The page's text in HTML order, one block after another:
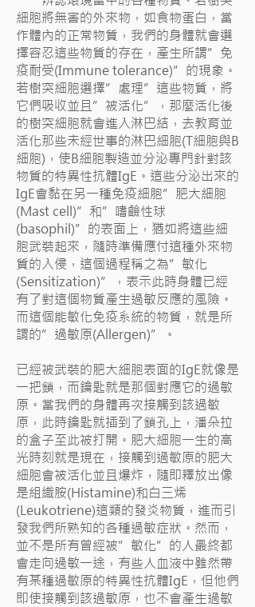
細胞將無害的外來物，如食物蛋白，當
作體內的正常物質，我們的身體就會選
擇容忍這些物質的存在，產生所謂”免
疫耐受(Immune tolerance)”的現象。
若樹突細胞選擇”處理”這些物質，將
它們吸收並且”被活化”，那麼活化後
的樹突細胞就會進入淋巴結，去教育並
活化那些未經世事的淋巴細胞(T細胞與B
細胞)，使B細胞製造並分泌專門針對該
物質的特異性抗體IgE。這些分泌出來的
IgE會黏在另一種免疫細胞”肥大細胞
(Mast cell)”和”嗜鹼性球
(basophil)”的表面上，猶如將這些細
胞武裝起來，隨時準備應付這種外來物
質的入侵，這個過程稱之為”敏化
(Sensitization)”，表示此時身體已經
有了對這個物質產生過敏反應的風險。
而這個能敏化免疫系統的物質，就是所
謂的”過敏原(Allergen)”。
已經被武裝的肥大細胞表面的IgE就像是
一把鎖，而鑰匙就是那個對應它的過敏
原。當我們的身體再次接觸到該過敏
原，此時鑰匙就插到了鎖孔上，潘朵拉
的盒子至此被打開。肥大細胞一生的高
光時刻就是現在，接觸到過敏原的肥大
細胞會被活化並且爆炸，隨即釋放出像
是組織胺(Histamine)和白三烯
(Leukotriene)這類的發炎物質，進而引
發我們所熟知的各種過敏症狀。然而，
並不是所有曾經被”敏化”的人最終都
會走向過敏一途，有些人血液中雖然帶
有某種過敏原的特異性抗體IgE，但他們
即使接觸到該過敏原，也不會產生過敏